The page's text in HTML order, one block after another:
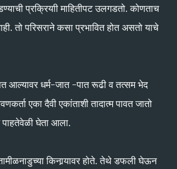
प्रक्रियाी माहितीपट उलगडतो. कोणताच
तो परिसराने कसा प्रभावित होत असतो याचे
आल्यावर धर्म-जात -पात रूढी व तत्सम भेद
एका दैवी एकांताशी तादात्म पावत जातो
पाहतेवेळी घेता आला.
किनार्‍यावर होते. तेथे डफली घेऊन